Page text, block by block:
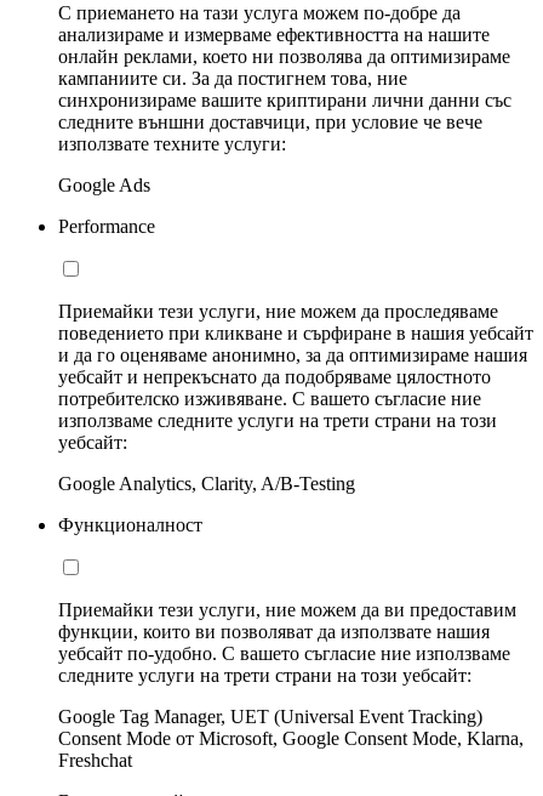
С приемането на тази услуга можем по-добре да
анализираме и измерваме ефективността на нашите
онлайн реклами, което ни позволява да оптимизираме
кампаниите си. За да постигнем това, ние
синхронизираме вашите криптирани лични данни със
следните външни доставчици, при условие че вече
използвате техните услуги:
Google Ads
Performance
Приемайки тези услуги, ние можем да проследяваме
поведението при кликване и сърфиране в нашия уебсайт
и да го оценяваме анонимно, за да оптимизираме нашия
уебсайт и непрекъснато да подобряваме цялостното
потребителско изживяване. С вашето съгласие ние
използваме следните услуги на трети страни на този
уебсайт:
Google Analytics, Clarity, A/B-Testing
Функционалност
Приемайки тези услуги, ние можем да ви предоставим
функции, които ви позволяват да използвате нашия
уебсайт по-удобно. С вашето съгласие ние използваме
следните услуги на трети страни на този уебсайт:
Google Tag Manager, UET (Universal Event Tracking)
Consent Mode от Microsoft, Google Consent Mode, Klarna,
Freshchat